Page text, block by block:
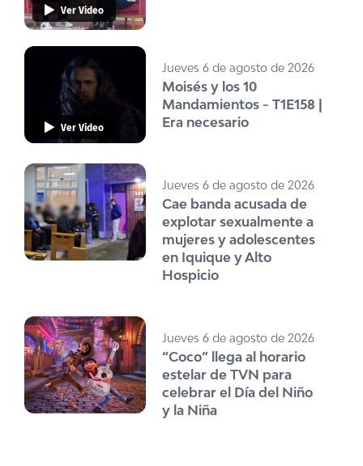
Ver Video
Ver Video
Jueves 6 de agosto de 2026
Moisés y los 10
Mandamientos - T1E158 |
Era necesario
Jueves 6 de agosto de 2026
Cae banda acusada de
explotar sexualmente a
mujeres y adolescentes
en Iquique y Alto
Hospicio
Jueves 6 de agosto de 2026
“Coco” llega al horario
estelar de TVN para
celebrar el Día del Niño
y la Niña